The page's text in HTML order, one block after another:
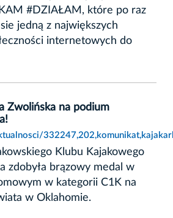
#DZIAŁAM, które po raz
jedną z największych
internetowych do
Zwolińska na podium
Klubu Kajakowego
zdobyła brązowy medal w
w kategorii C1K na
w Oklahomie.